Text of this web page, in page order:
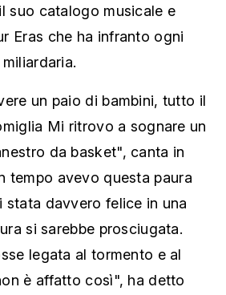
suo catalogo musicale e
Eras che ha infranto ogni
un paio di bambini, tutto il
Mi ritrovo a sognare un
da basket", canta in
tempo avevo questa paura
stata davvero felice in una
si sarebbe prosciugata.
legata al tormento e al
è affatto così", ha detto